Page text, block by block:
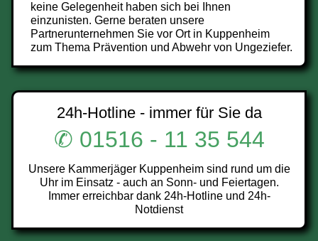
keine Gelegenheit haben sich bei Ihnen
einzunisten. Gerne beraten unsere
Partnerunternehmen Sie vor Ort in Kuppenheim
zum Thema Prävention und Abwehr von Ungeziefer.
24h-Hotline - immer für Sie da
✆ 01516 - 11 35 544
Unsere Kammerjäger Kuppenheim sind rund um die
Uhr im Einsatz - auch an Sonn- und Feiertagen.
Immer erreichbar dank 24h-Hotline und 24h-
Notdienst